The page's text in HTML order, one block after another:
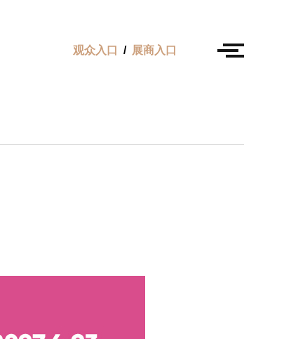
观众入口 / 展商入口